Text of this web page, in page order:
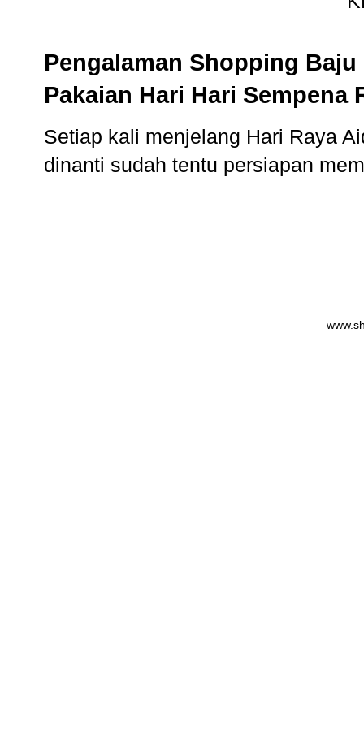
Pengalaman Shopping
Pakaian Hari Hari Sempena
Setiap kali menjelang Hari Raya
dinanti sudah tentu persiapan